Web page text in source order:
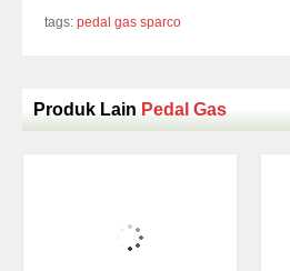
tags: pedal gas sparco
Produk Lain Pedal Gas